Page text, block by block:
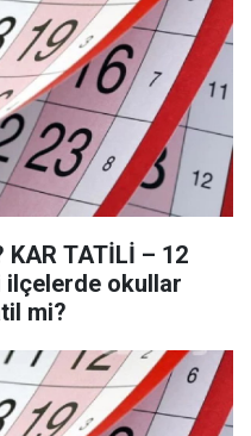
TATİLİ – 12
ilçelerde okullar
mi?